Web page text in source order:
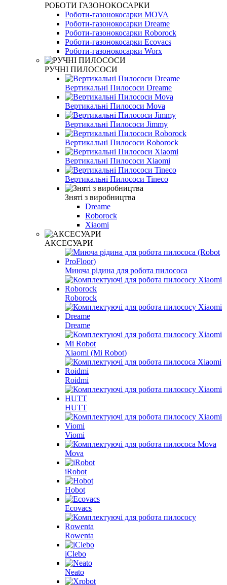
РОБОТИ ГАЗОНОКОСАРКИ
Роботи-газонокосарки MOVA
Роботи-газонокосарки Dreame
Роботи-газонокосарки Roborock
Роботи-газонокосарки Ecovacs
Роботи-газонокосарки Worx
РУЧНІ ПИЛОСОСИ
Вертикальні Пилососи Dreame
Вертикальні Пилососи Mova
Вертикальні Пилососи Jimmy
Вертикальні Пилососи Roborock
Вертикальні Пилососи Xiaomi
Вертикальні Пилососи Tineco
Зняті з виробництва
Dreame
Roborock
Xiaomi
АКСЕСУАРИ
Миюча рідина для робота пилососа
Roborock
Dreame
Xiaomi (Mi Robot)
Roidmi
HUTT
Viomi
Mova
iRobot
Hobot
Ecovacs
Rowenta
iClebo
Neato